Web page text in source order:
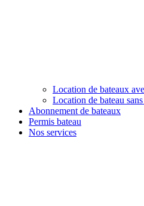
Location de bateaux
Location de bateau
Abonnement de bateaux
Permis bateau
Nos services